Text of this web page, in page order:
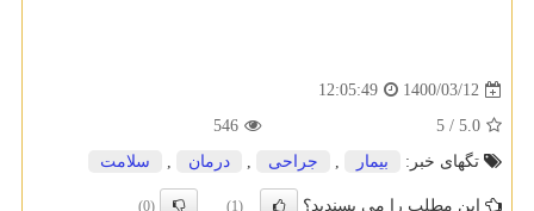
1400/03/12
12:05:49
5.0
/ 5
546
تگهای خبر:
بیمار , جراحی , درمان , سلامت
این مطلب را می پسندید؟ (1)
(0)